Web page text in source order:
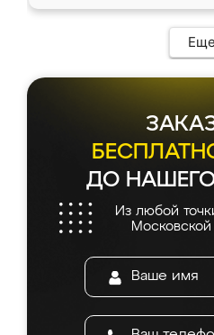
Еще
ДО
Из любой
Московской